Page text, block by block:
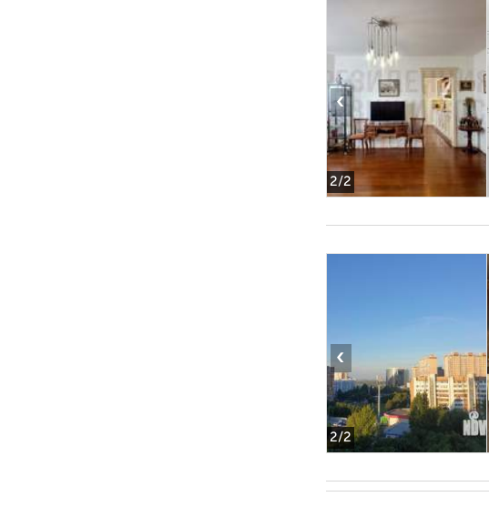
2/2
‹
2/2
‹